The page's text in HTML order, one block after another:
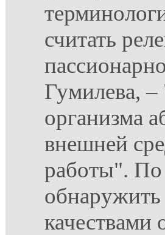
считать
Гумилева, –
организма
внешней
работы".
качествами